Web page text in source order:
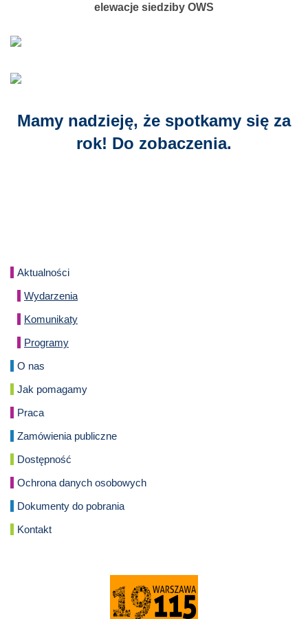
elewacje siedziby OWS
Mamy nadzieję, że spotkamy się za
rok! Do zobaczenia.
Aktualności
Wydarzenia
Komunikaty
Programy
O nas
Jak pomagamy
Praca
Zamówienia publiczne
Dostępność
Ochrona danych osobowych
Dokumenty do pobrania
Kontakt